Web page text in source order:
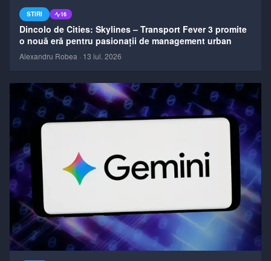
STIRI 16
Dincolo de Cities: Skylines – Transport Fever 3 promite
o nouă eră pentru pasionații de management urban
Alexandru Robea · 13 iul. 2026